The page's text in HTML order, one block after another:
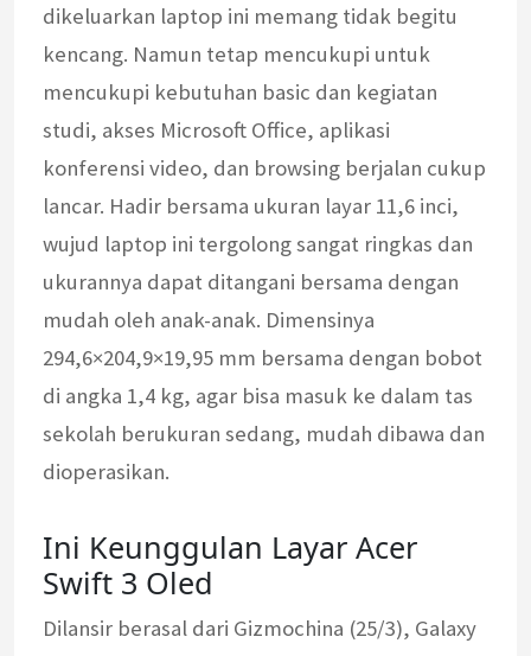
dikeluarkan laptop ini memang tidak begitu
kencang. Namun tetap mencukupi untuk
mencukupi kebutuhan basic dan kegiatan
studi, akses Microsoft Office, aplikasi
konferensi video, dan browsing berjalan cukup
lancar. Hadir bersama ukuran layar 11,6 inci,
wujud laptop ini tergolong sangat ringkas dan
ukurannya dapat ditangani bersama dengan
mudah oleh anak-anak. Dimensinya
294,6×204,9×19,95 mm bersama dengan bobot
di angka 1,4 kg, agar bisa masuk ke dalam tas
sekolah berukuran sedang, mudah dibawa dan
dioperasikan.
Ini Keunggulan Layar Acer
Swift 3 Oled
Dilansir berasal dari Gizmochina (25/3), Galaxy